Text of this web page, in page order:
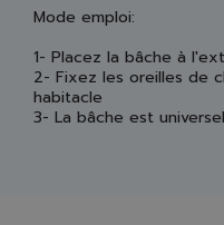
Mode emploi:
1- Placez la bâche à
2- Fixez les oreilles de
habitacle
3- La bâche est